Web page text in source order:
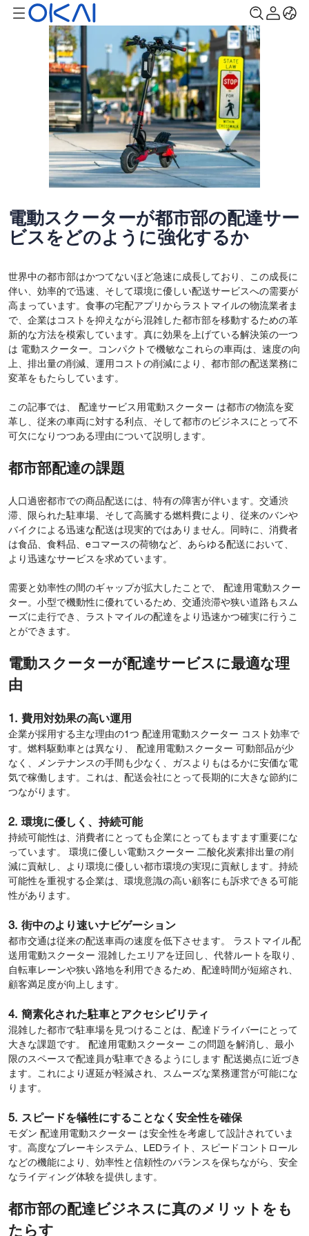
電動スクーターが都市部の配達サー
ビスをどのように強化するか
世界中の都市部はかつてないほど急速に成長しており、この成長に
伴い、効率的で迅速、そして環境に優しい配送サービスへの需要が
高まっています。食事の宅配アプリからラストマイルの物流業者ま
で、企業はコストを抑えながら混雑した都市部を移動するための革
新的な方法を模索しています。真に効果を上げている解決策の一つ
は 電動スクーター。コンパクトで機敏なこれらの車両は、速度の向
上、排出量の削減、運用コストの削減により、都市部の配送業務に
変革をもたらしています。
この記事では、 配達サービス用電動スクーター は都市の物流を変
革し、従来の車両に対する利点、そして都市のビジネスにとって不
可欠になりつつある理由について説明します。
都市部配達の課題
人口過密都市での商品配送には、特有の障害が伴います。交通渋
滞、限られた駐車場、そして高騰する燃料費により、従来のバンや
バイクによる迅速な配送は現実的ではありません。同時に、消費者
は食品、食料品、eコマースの荷物など、あらゆる配送において、
より迅速なサービスを求めています。
需要と効率性の間のギャップが拡大したことで、 配達用電動スクー
ター。小型で機動性に優れているため、交通渋滞や狭い道路もスム
ーズに走行でき、ラストマイルの配達をより迅速かつ確実に行うこ
とができます。
電動スクーターが配達サービスに最適な理
由
1. 費用対効果の高い運用
企業が採用する主な理由の1つ 配達用電動スクーター コスト効率で
す。燃料駆動車とは異なり、 配達用電動スクーター 可動部品が少
なく、メンテナンスの手間も少なく、ガスよりもはるかに安価な電
気で稼働します。これは、配送会社にとって長期的に大きな節約に
つながります。
2. 環境に優しく、持続可能
持続可能性は、消費者にとっても企業にとってもますます重要にな
っています。 環境に優しい電動スクーター 二酸化炭素排出量の削
減に貢献し、より環境に優しい都市環境の実現に貢献します。持続
可能性を重視する企業は、環境意識の高い顧客にも訴求できる可能
性があります。
3. 街中のより速いナビゲーション
都市交通は従来の配送車両の速度を低下させます。 ラストマイル配
送用電動スクーター 混雑したエリアを迂回し、代替ルートを取り、
自転車レーンや狭い路地を利用できるため、配達時間が短縮され、
顧客満足度が向上します。
4. 簡素化された駐車とアクセシビリティ
混雑した都市で駐車場を見つけることは、配達ドライバーにとって
大きな課題です。 配達用電動スクーター この問題を解消し、最小
限のスペースで配達員が駐車できるようにします 配送拠点に近づき
ます。これにより遅延が軽減され、スムーズな業務運営が可能にな
ります。
5. スピードを犠牲にすることなく安全性を確保
モダン 配達用電動スクーター は安全性を考慮して設計されていま
す。高度なブレーキシステム、LEDライト、スピードコントロール
などの機能により、効率性と信頼性のバランスを保ちながら、安全
なライディング体験を提供します。
都市部の配達ビジネスに真のメリットをも
たらす